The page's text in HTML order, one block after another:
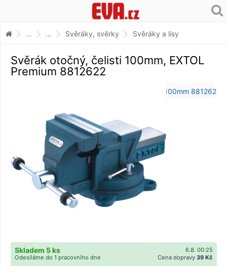
... ... Svěráky, svěrky Svěráky a lisy
Svěrák otočný, čelisti 100mm, EXTOL
Premium 8812622
6.8. 00:25
Skladem 5 ks
Cena dopravy 39 Kč
Odesíláme do 1 pracovního dne